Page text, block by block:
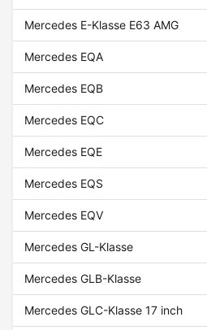
Mercedes E-Klasse E63 AMG
Mercedes EQA
Mercedes EQB
Mercedes EQC
Mercedes EQE
Mercedes EQS
Mercedes EQV
Mercedes GL-Klasse
Mercedes GLB-Klasse
Mercedes GLC-Klasse 17 inch